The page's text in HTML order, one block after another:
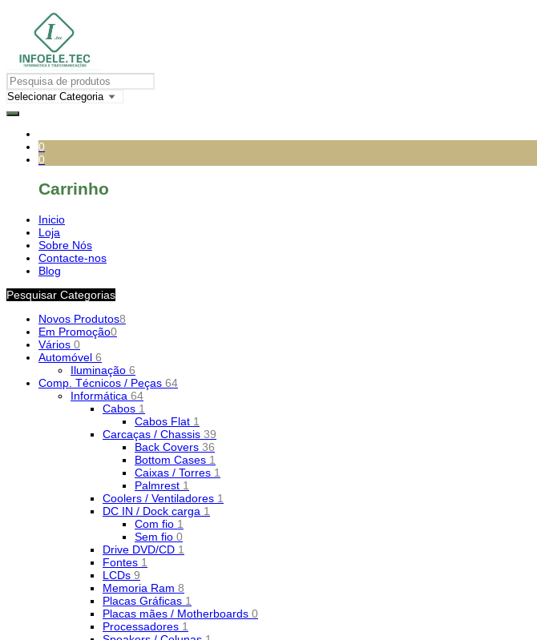
0
0
Carrinho
Inicio
Loja
Sobre Nós
Contacte-nos
Blog
Pesquisar Categorias
Novos Produtos8
Em Promoção0
Vários 0
Automóvel 6
Iluminação 6
Comp. Técnicos / Peças 64
Informática 64
Cabos 1
Cabos Flat 1
Carcaças / Chassis 39
Back Covers 36
Bottom Cases 1
Caixas / Torres 1
Palmrest 1
Coolers / Ventiladores 1
DC IN / Dock carga 1
Com fio 1
Sem fio 0
Drive DVD/CD 1
Fontes 1
LCDs 9
Memoria Ram 8
Placas Gráficas 1
Placas mães / Motherboards 0
Processadores 1